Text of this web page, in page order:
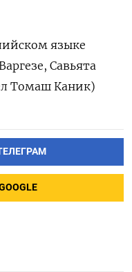
языке
Савьята
Томаш Каник)